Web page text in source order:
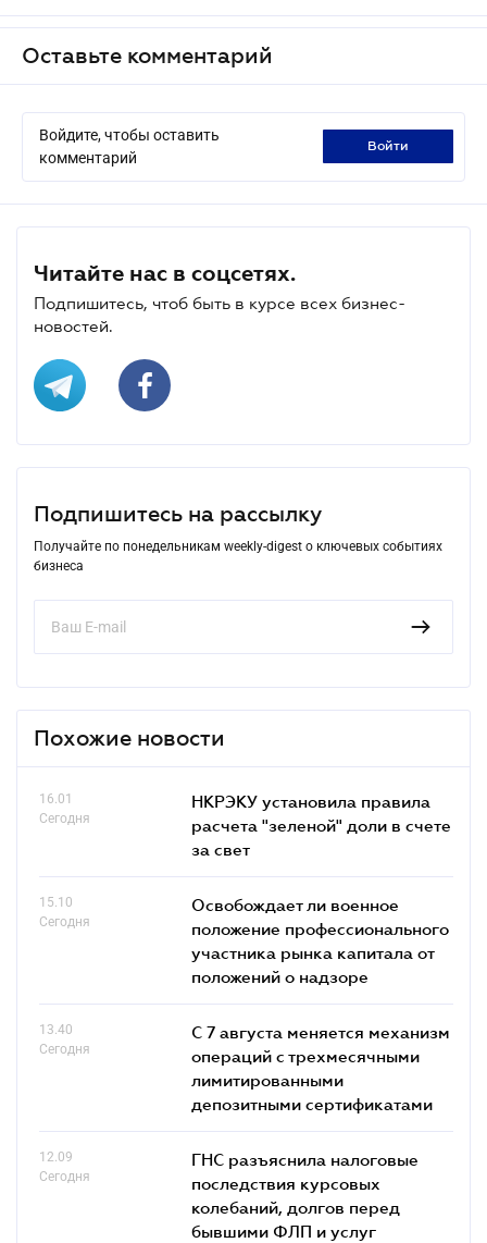
Оставьте комментарий
Войдите, чтобы оставить
комментарий
войти
Читайте нас в соцсетях.
Подпишитесь, чтоб быть в курсе всех бизнес-
новостей.
Подпишитесь на рассылку
Получайте по понедельникам weekly-digest о ключевых событиях
бизнеса
Похожие новости
16.01
Сегодня
НКРЭКУ установила правила
расчета "зеленой" доли в счете
за свет
15.10
Сегодня
Освобождает ли военное
положение профессионального
участника рынка капитала от
положений о надзоре
13.40
Сегодня
С 7 августа меняется механизм
операций с трехмесячными
лимитированными
депозитными сертификатами
12.09
Сегодня
ГНС разъяснила налоговые
последствия курсовых
колебаний, долгов перед
бывшими ФЛП и услуг